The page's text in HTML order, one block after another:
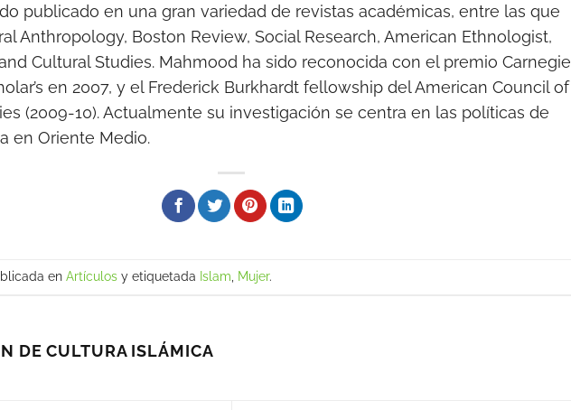
publicado en una gran variedad de revistas académicas, entre las que
Anthropology, Boston Review, Social Research, American Ethnologist,
Cultural Studies. Mahmood ha sido reconocida con el premio Carnegie
en 2007, y el Frederick Burkhardt fellowship del American Council of
(2009-10). Actualmente su investigación se centra en las políticas de
en Oriente Medio.
en Artículos y etiquetada Islam, Mujer.
DE CULTURA ISLÁMICA